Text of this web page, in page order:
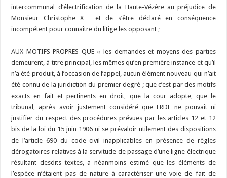
intercommunal d’électrification de la Haute-Vézère au préjudice de
Monsieur Christophe X… et de s’être déclaré en conséquence
incompétent pour connaître du litige les opposant ;
AUX MOTIFS PROPRES QUE « les demandes et moyens des parties
demeurent, à titre principal, les mêmes qu’en première instance et qu’il
n’a été produit, à l’occasion de l’appel, aucun élément nouveau qui n’ait
été connu de la juridiction du premier degré ; que c’est par des motifs
exacts en fait et pertinents en droit, que la cour adopte, que le
tribunal, après avoir justement considéré que ERDF ne pouvait ni
justifier du respect des procédures prévues par les articles 12 et 12
bis de la loi du 15 juin 1906 ni se prévaloir utilement des dispositions
de l’article 690 du code civil inapplicables en présence de règles
dérogatoires relatives à la servitude de passage d’une ligne électrique
résultant desdits textes, a néanmoins estimé que les éléments de
l’espèce n’étaient pas de nature à caractériser une voie de fait de